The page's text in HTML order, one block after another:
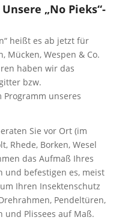
„No Pieks“-
heißt es ab jetzt für
Mücken, Wespen & Co.
haben wir das
bzw.
unseres
Sie vor Ort (im
Rhede, Borken, Wesel
das Aufmaß Ihres
und befestigen es, meist
Ihren Insektenschutz
Pendeltüren,
und Plissees auf Maß.